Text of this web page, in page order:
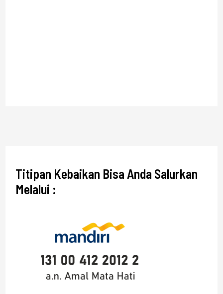
Titipan Kebaikan Bisa Anda Salurkan
Melalui :